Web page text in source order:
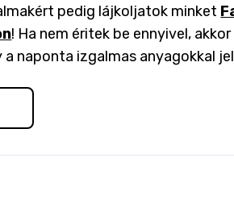
pedig lájkoljatok minket
! Ha nem éritek be ennyivel,
a naponta izgalmas anyagokkal